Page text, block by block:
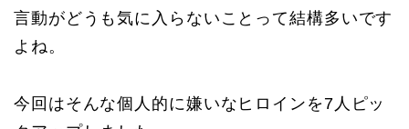
言動がどうも気に入らないことって結構多いです
よね。
今回はそんな個人的に嫌いなヒロインを7人ピッ